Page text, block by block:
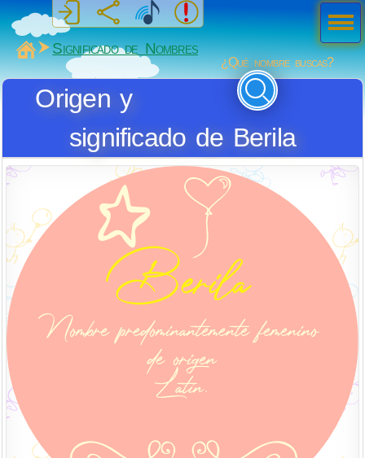
MiSabueso
Significado de Nombres
¿Qué nombre buscas?
Origen y
significado de Berila
Men
ú